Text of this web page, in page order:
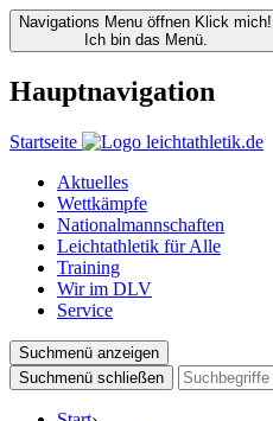
Navigations Menu öffnen Klick mich!
Ich bin das Menü.
Hauptnavigation
Startseite
Aktuelles
Wettkämpfe
Nationalmannschaften
Leichtathletik für Alle
Training
Wir im DLV
Service
Suchmenü anzeigen
Suchmenü schließen